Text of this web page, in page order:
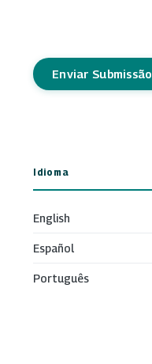
Enviar Submissão
Idioma
English
Español
Português